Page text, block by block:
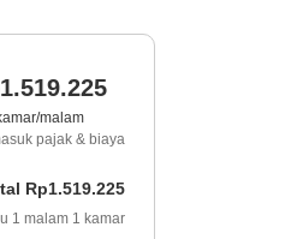
malam
pajak & biaya
Rp1.519.225
1 malam 1 kamar